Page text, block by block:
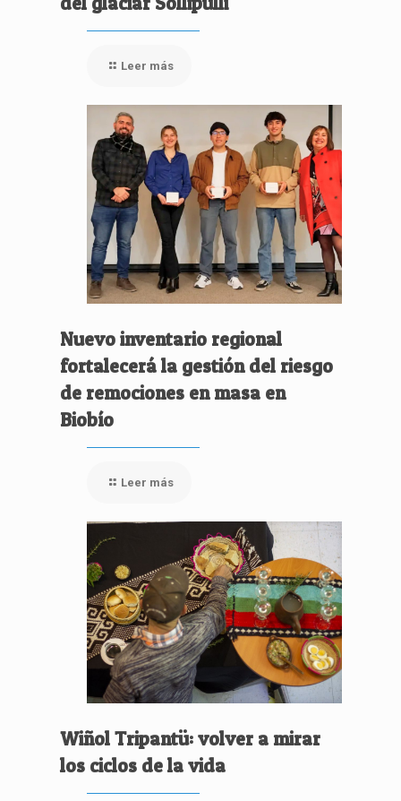
Leer más
Nuevo inventario regional
fortalecerá la gestión del riesgo
de remociones en masa en
Biobío
Leer más
Wiñol Tripantü: volver a mirar
los ciclos de la vida